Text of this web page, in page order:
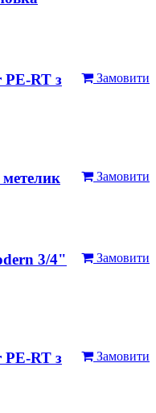
Замовити
RT з
Замовити
Замовити
3/4"
Замовити
RT з